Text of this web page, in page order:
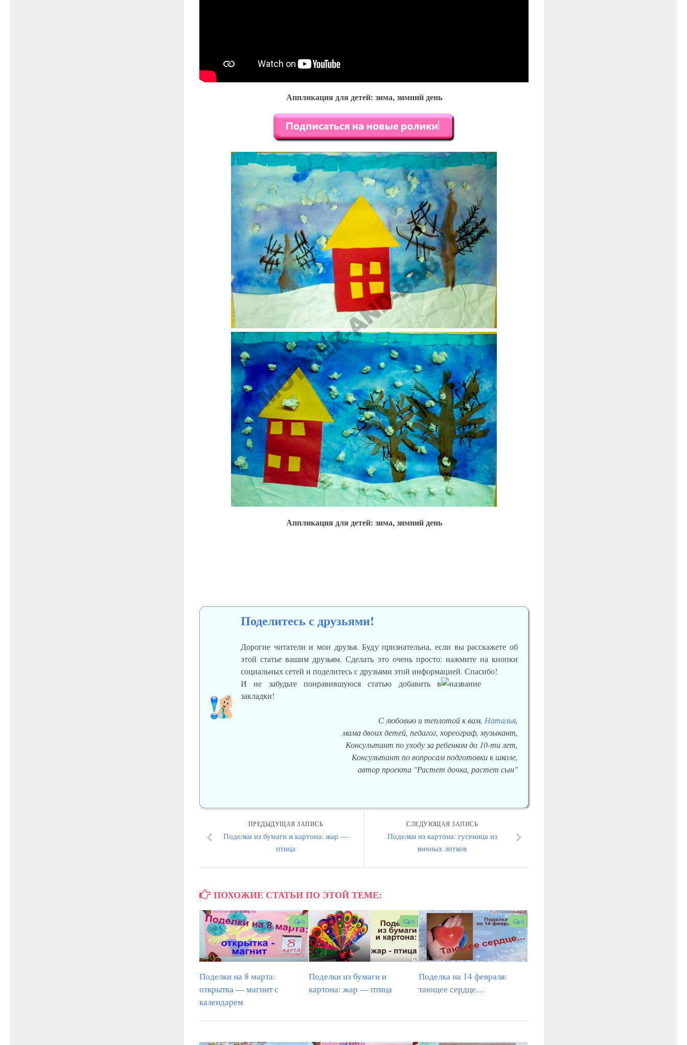
Аппликация для детей: зима, зимний день
Аппликация для детей: зима, зимний день
Поделитесь с друзьями!
Дорогие читатели и мои друзья. Буду признательна, если вы расскажете об
этой статье вашим друзьям. Сделать это очень просто: нажмите на кнопки
социальных сетей и поделитесь с друзьями этой информацией. Спасибо!
И не забудьте понравившуюся статью добавить в
закладки!
С любовью и теплотой к вам, Наталья,
мама двоих детей, педагог, хореограф, музыкант,
Консультант по уходу за ребенком до 10-ти лет,
Консультант по вопросам подготовки к школе,
автор проекта "Растет дочка, растет сын"
СЛЕДУЮЩАЯ ЗАПИСЬ
Поделки из картона: гусеница из
яичных лотков
ПРЕДЫДУЩАЯ ЗАПИСЬ
Поделки из бумаги и картона: жар —
птица
ПОХОЖИЕ СТАТЬИ ПО ЭТОЙ ТЕМЕ:
0
Поделки на 8 марта:
открытка — магнит с
календарем
0
Поделки из бумаги и
картона: жар — птица
0
Поделка на 14 февраля:
тающее сердце…